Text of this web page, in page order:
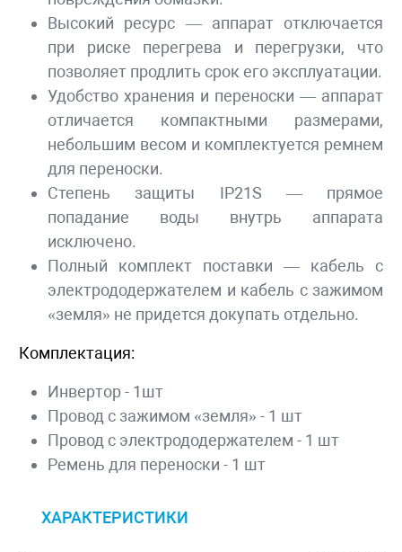
Высокий ресурс — аппарат отключается
при риске перегрева и перегрузки, что
позволяет продлить срок его эксплуатации.
Удобство хранения и переноски — аппарат
отличается компактными размерами,
небольшим весом и комплектуется ремнем
для переноски.
Степень защиты IP21S — прямое
попадание воды внутрь аппарата
исключено.
Полный комплект поставки — кабель с
электрододержателем и кабель с зажимом
«земля» не придется докупать отдельно.
Комплектация:
Инвертор - 1шт
Провод с зажимом «земля» - 1 шт
Провод с электрододержателем - 1 шт
Ремень для переноски - 1 шт
ХАРАКТЕРИСТИКИ